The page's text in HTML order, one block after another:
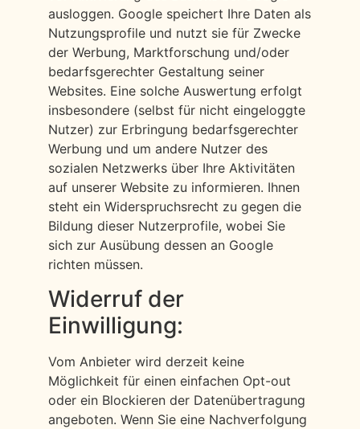
ausloggen. Google speichert Ihre Daten als
Nutzungsprofile und nutzt sie für Zwecke
der Werbung, Marktforschung und/oder
bedarfsgerechter Gestaltung seiner
Websites. Eine solche Auswertung erfolgt
insbesondere (selbst für nicht eingeloggte
Nutzer) zur Erbringung bedarfsgerechter
Werbung und um andere Nutzer des
sozialen Netzwerks über Ihre Aktivitäten
auf unserer Website zu informieren. Ihnen
steht ein Widerspruchsrecht zu gegen die
Bildung dieser Nutzerprofile, wobei Sie
sich zur Ausübung dessen an Google
richten müssen.
Widerruf der
Einwilligung:
Vom Anbieter wird derzeit keine
Möglichkeit für einen einfachen Opt-out
oder ein Blockieren der Datenübertragung
angeboten. Wenn Sie eine Nachverfolgung